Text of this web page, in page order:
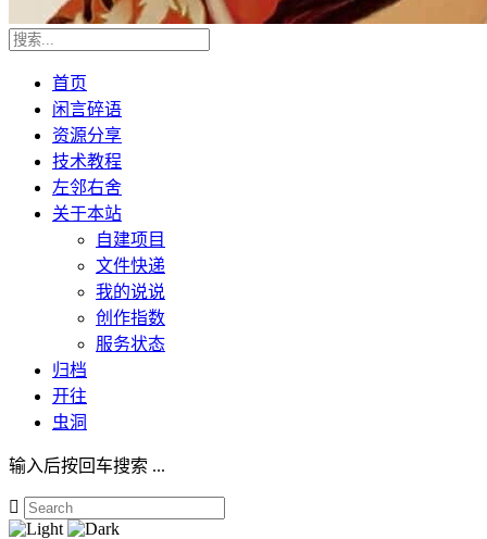
首页
闲言碎语
资源分享
技术教程
左邻右舍
关于本站
自建项目
文件快递
我的说说
创作指数
服务状态
归档
开往
虫洞
输入后按回车搜索 ...
